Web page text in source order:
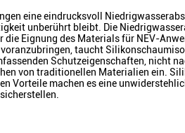
eine eindrucksvoll
unberührt bleibt. Die
Eignung des Materials für NEV-
taucht
Schutzeigenschaften, nicht
von traditionellen Materialien ein.
Vorteile machen es eine